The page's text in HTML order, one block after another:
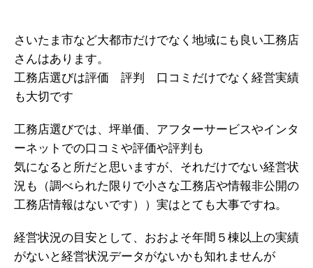
さいたま市など大都市だけでなく地域にも良い工務店
さんはあります。
工務店選びは評価 評判 口コミだけでなく経営実績
も大切です
工務店選びでは、坪単価、アフターサービスやインタ
ーネットでの口コミや評価や評判も
気になると所だと思いますが、それだけでない経営状
況も（調べられた限りで小さな工務店や情報非公開の
工務店情報はないです））実はとても大事ですね。
経営状況の目安として、おおよそ年間５棟以上の実績
がないと経営状況データがないかも知れませんが